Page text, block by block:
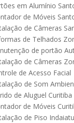
em Alumínio
de Móveis
de Câmeras
de Telhados
de portão
de Câmeras
de Acesso Facial
de Som
de Aluguel Curitiba
de Móveis
de Piso